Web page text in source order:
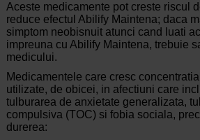
Aceste medicamente pot creste riscul
reduce efectul Abilify Maintena; daca
simptom neobisnuit atunci cand luati
impreuna cu Abilify Maintena, trebuie
medicului.
Medicamentele care cresc
utilizate, de obicei, in afectiuni care
tulburarea de anxietate generalizata,
compulsiva (TOC) si fobia sociala,
durerea: